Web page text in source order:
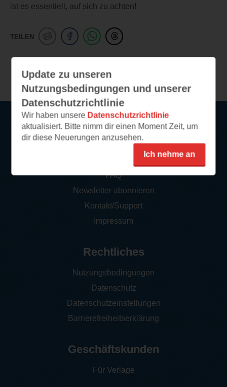
ist es essentiell, auf sich zu achten!
TEILEN
Update zu unseren
Nutzungsbedingungen und unserer
Datenschutzrichtlinie
Wir haben unsere Datenschutzrichtlinie
aktualisiert. Bitte nimm dir einen Moment Zeit, um
dir diese Neuerungen anzusehen.
Ich nehme an
Service
FAQ
Newsletter abonnieren
Kontakt/Support
Impressum
Rechtliches
Nutzungsbedingungen
Datenschutz
Datenschutzeinstellungen
Barrierefreiheitserklärung
Geschäftskunden
Für Verlage